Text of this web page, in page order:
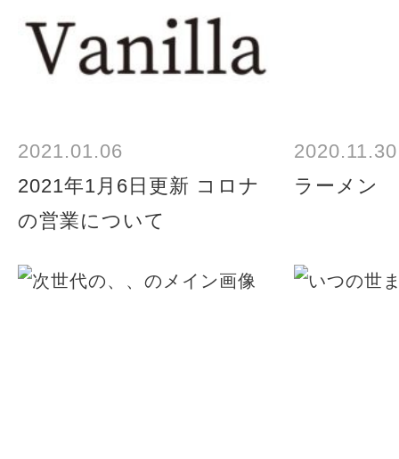
2021.01.06
2021年1月6日更新 コロナ
の営業について
2020.11.30
ラーメン